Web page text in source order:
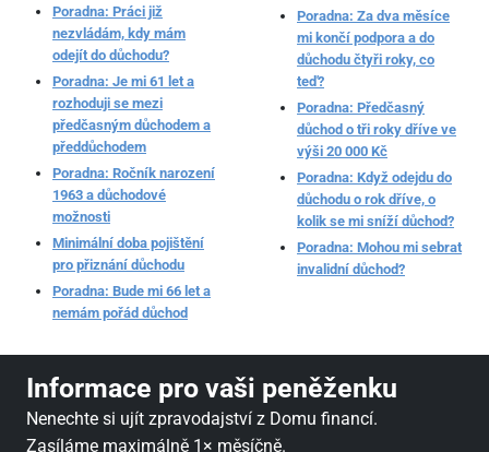
Poradna: Práci již
nezvládám, kdy mám
odejít do důchodu?
Poradna: Je mi 61 let a
rozhoduji se mezi
předčasným důchodem a
předdůchodem
Poradna: Ročník narození
1963 a důchodové
možnosti
Minimální doba pojištění
pro přiznání důchodu
Poradna: Bude mi 66 let a
nemám pořád důchod
Poradna: Za dva měsíce
mi končí podpora a do
důchodu čtyři roky, co
teď?
Poradna: Předčasný
důchod o tři roky dříve ve
výši 20 000 Kč
Poradna: Když odejdu do
důchodu o rok dříve, o
kolik se mi sníží důchod?
Poradna: Mohou mi sebrat
invalidní důchod?
Informace pro vaši peněženku
Nenechte si ujít zpravodajství z Domu financí.
Zasíláme maximálně 1× měsíčně.